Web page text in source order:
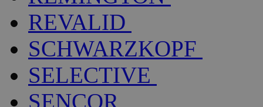
REVALID
SCHWARZKOPF
SELECTIVE
SENCOR